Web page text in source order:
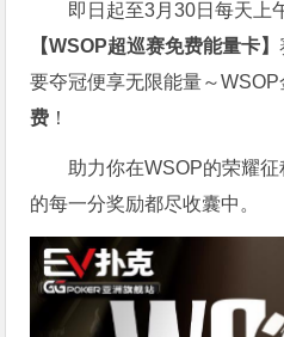
即日起至3月30日每天上
【WSOP超巡赛免费能量卡】
要夺冠便享无限能量～
费 ！
助力你在WSOP的荣耀
的每一分奖励都尽收囊中。